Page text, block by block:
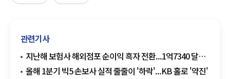
관련기사
지난해 보험사 해외점포 순이익 흑자 전환...1억7340 달러
↑
올해 1분기 빅5 손보사 실적 줄줄이 '하락'...KB 홀로 '약진'